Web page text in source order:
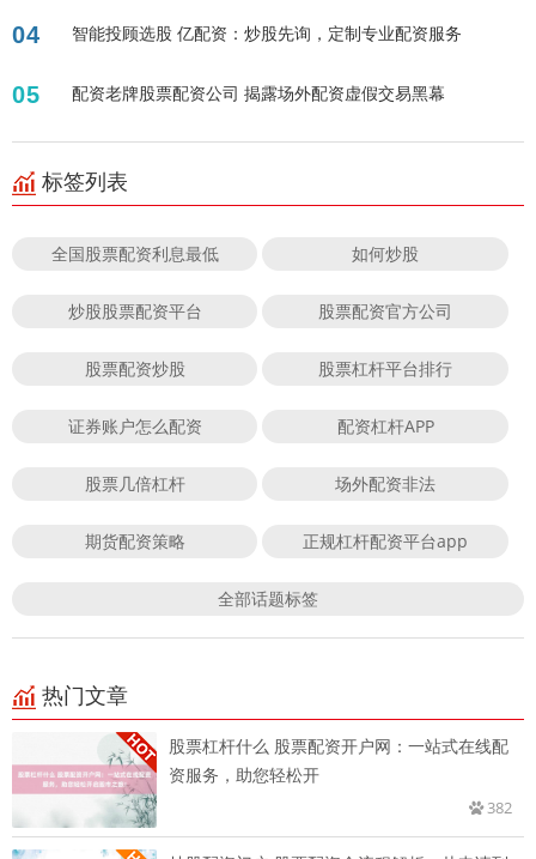
04 智能投顾选股 亿配资：炒股先询，定制专业配资服务
05 配资老牌股票配资公司 揭露场外配资虚假交易黑幕
标签列表
全国股票配资利息最低 如何炒股
炒股股票配资平台 股票配资官方公司
股票配资炒股 股票杠杆平台排行
证券账户怎么配资 配资杠杆APP
股票几倍杠杆 场外配资非法
期货配资策略 正规杠杆配资平台app
全部话题标签
热门文章
股票杠杆什么 股票配资开户网：一站式在线配
资服务，助您轻松开
382